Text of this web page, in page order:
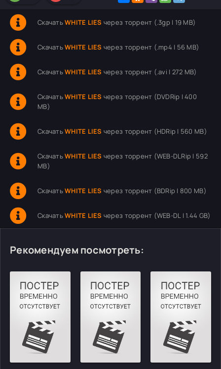
СкачатьWHITE LIES через торрент (.3gp | 19 MB)
СкачатьWHITE LIES через торрент (.mp4 | 56 MB)
СкачатьWHITE LIES через торрент (.avi | 272 MB)
СкачатьWHITE LIES через торрент (DVDRip | 400
MB)
СкачатьWHITE LIES через торрент (HDRip | 560 MB)
СкачатьWHITE LIES через торрент (WEB-DLRip | 592
MB)
СкачатьWHITE LIES через торрент (BDRip | 800 MB)
СкачатьWHITE LIES через торрент (WEB-DL | 1.44 GB)
Рекомендуем посмотреть: